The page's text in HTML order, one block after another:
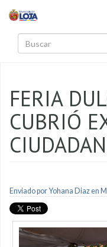
FERIA
CUBRIÓ
Enviado porYohana Diazen